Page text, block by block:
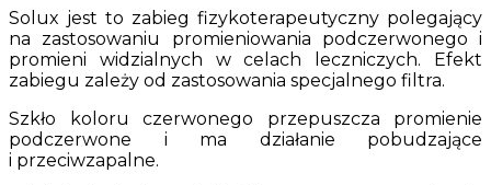
Solux jest to zabieg fizykoterapeutyczny polegający
na zastosowaniu promieniowania podczerwonego i
promieni widzialnych w celach leczniczych. Efekt
zabiegu zależy od zastosowania specjalnego filtra.
Szkło koloru czerwonego przepuszcza promienie
podczerwone i ma działanie pobudzające
i przeciwzapalne.